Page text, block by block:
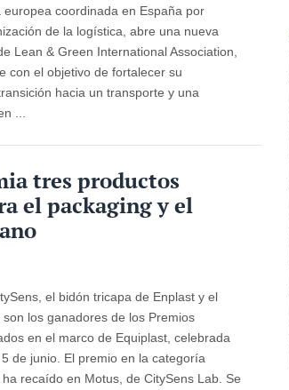
coordinada en España por
de la logística, abre una nueva
Lean & Green International Association,
con el objetivo de fortalecer su
hacia un transporte y una
...
tres productos
el packaging y el
el bidón tricapa de Enplast y el
los ganadores de los Premios
en el marco de Equiplast, celebrada
de junio. El premio en la categoría
ha recaído en Motus, de CitySens Lab. Se